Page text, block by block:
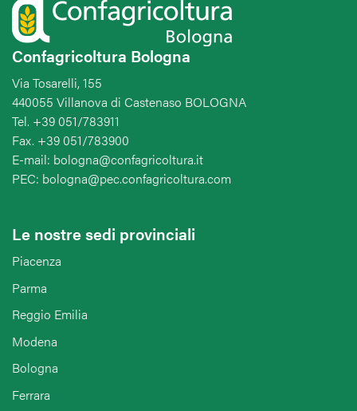
Confagricoltura Bologna
Via Tosarelli, 155
440055 Villanova di Castenaso BOLOGNA
Tel. +39 051/783911
Fax. +39 051/783900
E-mail: bologna@confagricoltura.it
PEC: bologna@pec.confagricoltura.com
Le nostre sedi provinciali
Piacenza
Parma
Reggio Emilia
Modena
Bologna
Ferrara